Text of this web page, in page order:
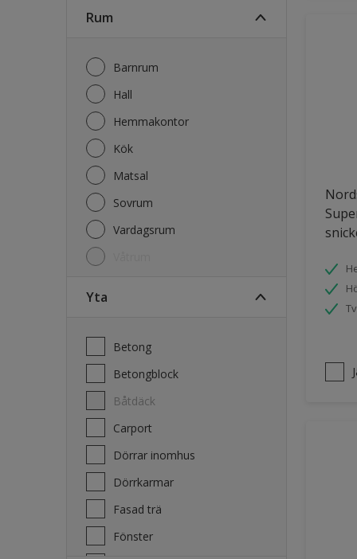
Rum
Barnrum
Hall
Hemmakontor
Kök
Matsal
Sovrum
Vardagsrum
Yta
Betong
Betongblock
Båtdäck
Carport
Dörrar inomhus
Dörrkarmar
Fasad trä
Fönster